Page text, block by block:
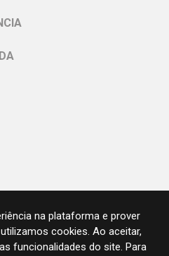
na plataforma e prover
cookies. Ao aceitar,
funcionalidades do site. Para